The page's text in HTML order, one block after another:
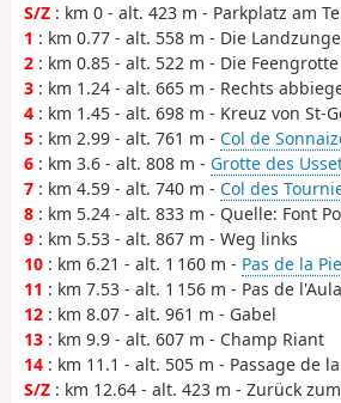
S/Z : km 0 - alt. 423 m - Parkplatz am
1 : km 0.77 - alt. 558 m - Die Landzunge
2 : km 0.85 - alt. 522 m - Die Feengrotte
3 : km 1.24 - alt. 665 m - Rechts
4 : km 1.45 - alt. 698 m - Kreuz von St-
5 : km 2.99 - alt. 761 m - Col de
6 : km 3.6 - alt. 808 m - Grotte des
7 : km 4.59 - alt. 740 m - Col des
8 : km 5.24 - alt. 833 m - Quelle: Font
9 : km 5.53 - alt. 867 m - Weg links
10 : km 6.21 - alt. 1 160 m - Pas de la
11 : km 7.53 - alt. 1 156 m - Pas de
12 : km 8.07 - alt. 961 m - Gabel
13 : km 9.9 - alt. 607 m - Champ Riant
14 : km 11.1 - alt. 505 m - Passage de
S/Z : km 12.64 - alt. 423 m - Zurück